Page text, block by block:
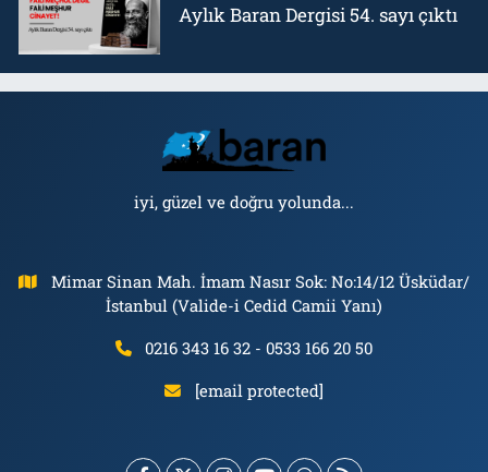
Aylık Baran Dergisi 54. sayı çıktı
iyi, güzel ve doğru yolunda...
Mimar Sinan Mah. İmam Nasır Sok: No:14/12 Üsküdar/
İstanbul (Valide-i Cedid Camii Yanı)
0216 343 16 32 - 0533 166 20 50
[email protected]